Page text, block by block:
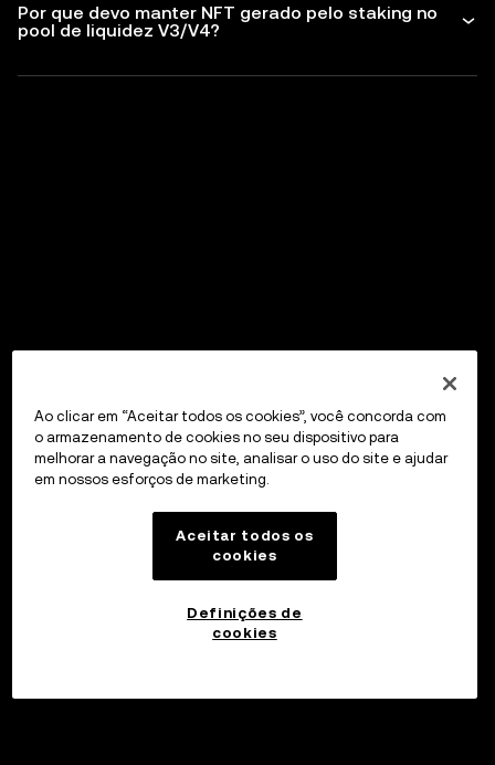
Por que devo manter NFT gerado pelo staking no
pool de liquidez V3/V4?
Ao clicar em “Aceitar todos os cookies”, você concorda com
o armazenamento de cookies no seu dispositivo para
melhorar a navegação no site, analisar o uso do site e ajudar
em nossos esforços de marketing.
Aceitar todos os
cookies
Definições de
cookies